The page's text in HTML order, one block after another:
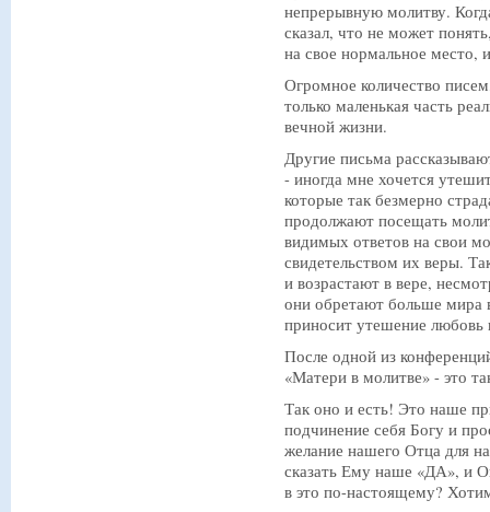
непрерывную молитву.
сказал, что не может
на свое нормальное место,
Огромное количество
только маленькая часть
вечной жизни.
Другие письма
- иногда мне хочется
которые так безмерно
продолжают посещать
видимых ответов на свои
свидетельством их веры.
и возрастают в вере,
они обретают больше мира
приносит утешение любовь
После одной из
«Матери в молитве» - это
Так оно и есть! Это наше
подчинение себя Богу и
желание нашего Отца для
сказать Ему наше «ДА», и
в это по-настоящему?